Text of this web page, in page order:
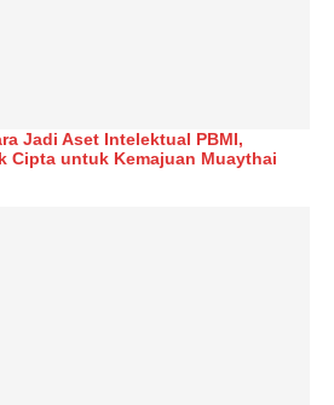
Jadi Aset Intelektual PBMI,
Cipta untuk Kemajuan Muaythai